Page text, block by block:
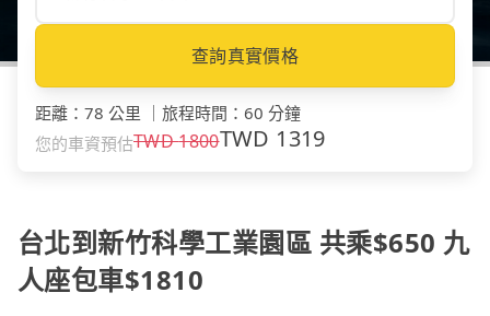
查詢真實價格
距離 ： 78 公里 旅程時間 ： 60 分鐘
您的車資預估TWD1800TWD 1319
台北到新竹科學工業園區 共乘$650 九
人座包車$1810